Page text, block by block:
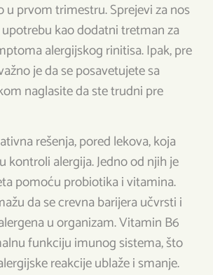
u prvom trimestru. Sprejevi za nos
kao dodatni tretman za
alergijskog rinitisa. Ipak, pre
je da se posavetujete sa
naglasite da ste trudni pre
rešenja, pored lekova, koja
kontroli alergija. Jedno od njih je
pomoću probiotika i vitamina.
da se crevna barijera učvrsti i
u organizam. Vitamin B6
funkciju imunog sistema, što
reakcije ublaže i smanje.